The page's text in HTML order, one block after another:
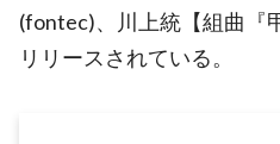
(fontec)、川上統【組曲『
リリースされている。